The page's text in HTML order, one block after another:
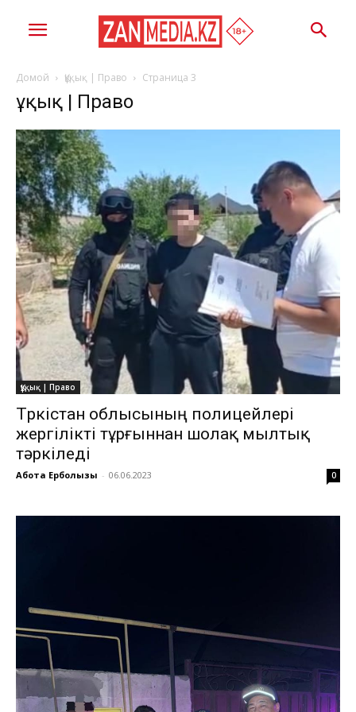
Домой Құқық | Право Страница 3
Құқық | Право
Құқық | Право
Түркістан облысының полицейлері
жергілікті тұрғыннан шолақ мылтық
тәркіледі
Ақбота Ерболқызы - 06.06.2023 0